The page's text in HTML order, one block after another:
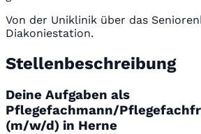
Von der Uniklinik über das
Diakoniestation.
Stellenbeschreibung
Deine Aufgaben als
Pflegefachmann/
(m/w/d) in Herne